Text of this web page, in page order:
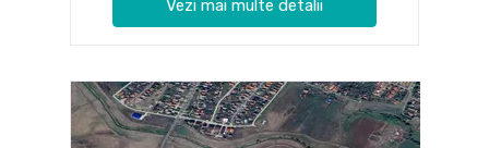
Vezi mai multe detalii